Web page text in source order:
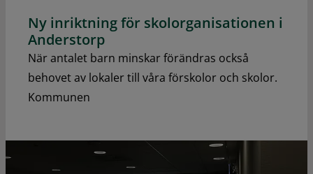
Ny inriktning för skolorganisationen i
Anderstorp
När antalet barn minskar förändras också
behovet av lokaler till våra förskolor och skolor.
Kommunen